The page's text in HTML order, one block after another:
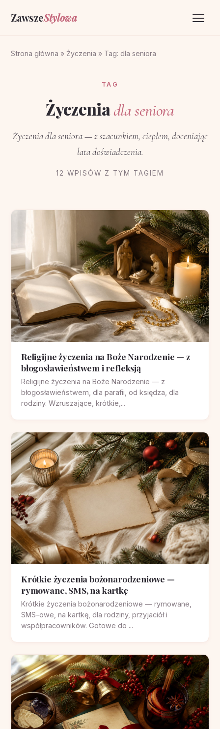
ZawszeStylowa
Strona główna » Życzenia » Tag: dla seniora
TAG
Życzeniadla seniora
Życzenia dla seniora — z szacunkiem, ciepłem, doceniając
lata doświadczenia.
12 WPISÓW Z TYM TAGIEM
Religijne życzenia na Boże Narodzenie — z
błogosławieństwem i refleksją
Religijne życzenia na Boże Narodzenie — z
błogosławieństwem, dla parafii, od księdza, dla
rodziny. Wzruszające, krótkie,...
Krótkie życzenia bożonarodzeniowe —
rymowane, SMS, na kartkę
Krótkie życzenia bożonarodzeniowe — rymowane,
SMS-owe, na kartkę, dla rodziny, przyjaciół i
współpracowników. Gotowe do ...